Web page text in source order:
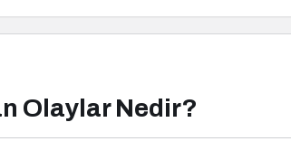
Olaylar Nedir?